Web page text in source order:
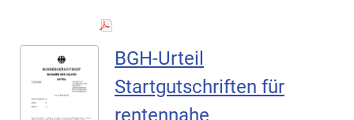
BGH-Urteil
Startgutschriften für
rentennahe